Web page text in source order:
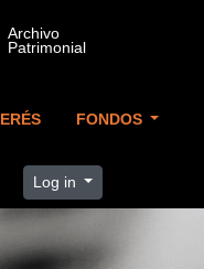
FONDOS
Log in